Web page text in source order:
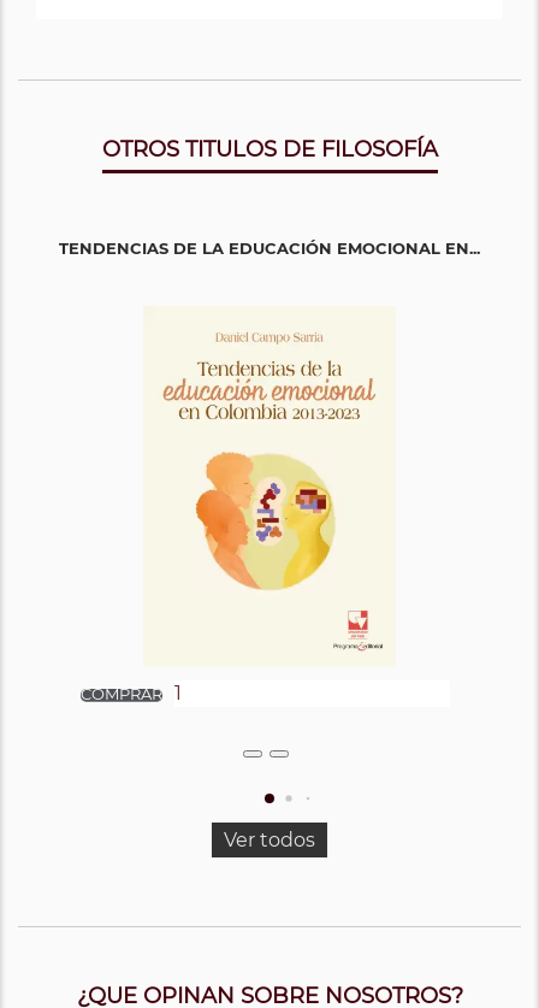
OTROS TITULOS DE FILOSOFÍA
TENDENCIAS DE LA EDUCACIÓN EMOCIONAL EN...
Ver todos
¿QUE OPINAN SOBRE NOSOTROS?